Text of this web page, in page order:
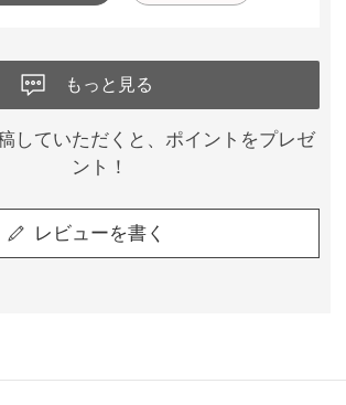
もっと見る
していただくと、ポイントをプレゼ
ント！
レビューを書く